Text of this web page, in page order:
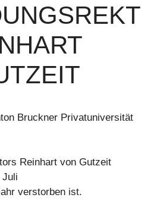
Bruckner Privatuniversität
Reinhart von Gutzeit
Juli
verstorben ist.